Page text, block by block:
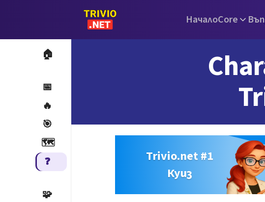
НачалоCore
🏠
📅
🔥
🎯
🗺️
❓
🧩
Trivio.net #1
Куиз